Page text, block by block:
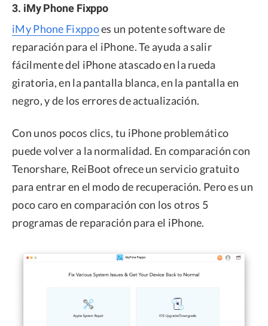
3. iMy Phone Fixppo
iMy Phone Fixppoes un potente software de
reparación para el iPhone. Te ayuda a salir
fácilmente del iPhone atascado en la rueda
giratoria, en la pantalla blanca, en la pantalla en
negro, y de los errores de actualización.
Con unos pocos clics, tu iPhone problemático
puede volver a la normalidad. En comparación con
Tenorshare, ReiBoot ofrece un servicio gratuito
para entrar en el modo de recuperación. Pero es un
poco caro en comparación con los otros 5
programas de reparación para el iPhone.